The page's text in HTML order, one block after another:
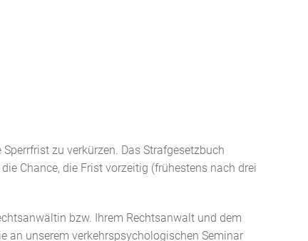
zu verkürzen. Das Strafgesetzbuch
Chance, die Frist vorzeitig (frühestens nach drei
bzw. Ihrem Rechtsanwalt und dem
an unserem verkehrspsychologischen Seminar